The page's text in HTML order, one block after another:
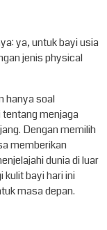
ya, untuk bayi usia
jenis physical
hanya soal
menjaga
Dengan memilih
memberikan
dunia di luar
kulit bayi hari ini
masa depan.